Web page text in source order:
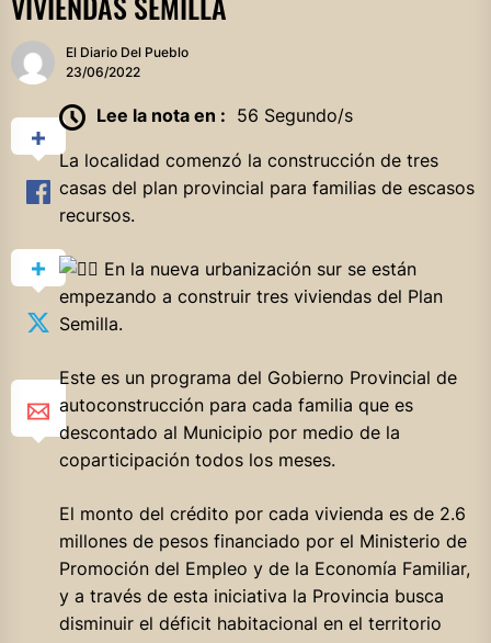
El Diario Del Pueblo
23/06/2022
Lee la nota en : 56 Segundo/s
La localidad comenzó la construcción de tres
casas del plan provincial para familias de escasos
recursos.
En la nueva urbanización sur se están
empezando a construir tres viviendas del Plan
Semilla.
Este es un programa del Gobierno Provincial de
autoconstrucción para cada familia que es
descontado al Municipio por medio de la
coparticipación todos los meses.
El monto del crédito por cada vivienda es de 2.6
millones de pesos financiado por el Ministerio de
Promoción del Empleo y de la Economía Familiar,
y a través de esta iniciativa la Provincia busca
disminuir el déficit habitacional en el territorio